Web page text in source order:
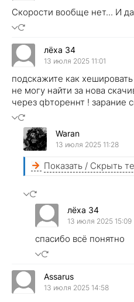
Скорости вообще нет... И
лёха 34
13 июля 2025 11:01
подскажите как
не могу найти за нова
через qbтореннт ! зарание
Waran
13 июля 2025 11:28
Показать / Скрыть
лёха 34
13 июля 2025 15:09
спасибо всё понятно
Assarus
13 июля 2025 14:58